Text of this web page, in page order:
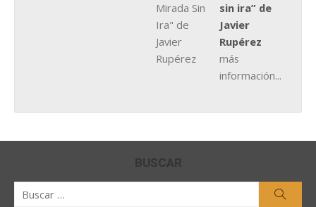
sin ira” de
Javier
Rupérez
más
información...
BUSCAR